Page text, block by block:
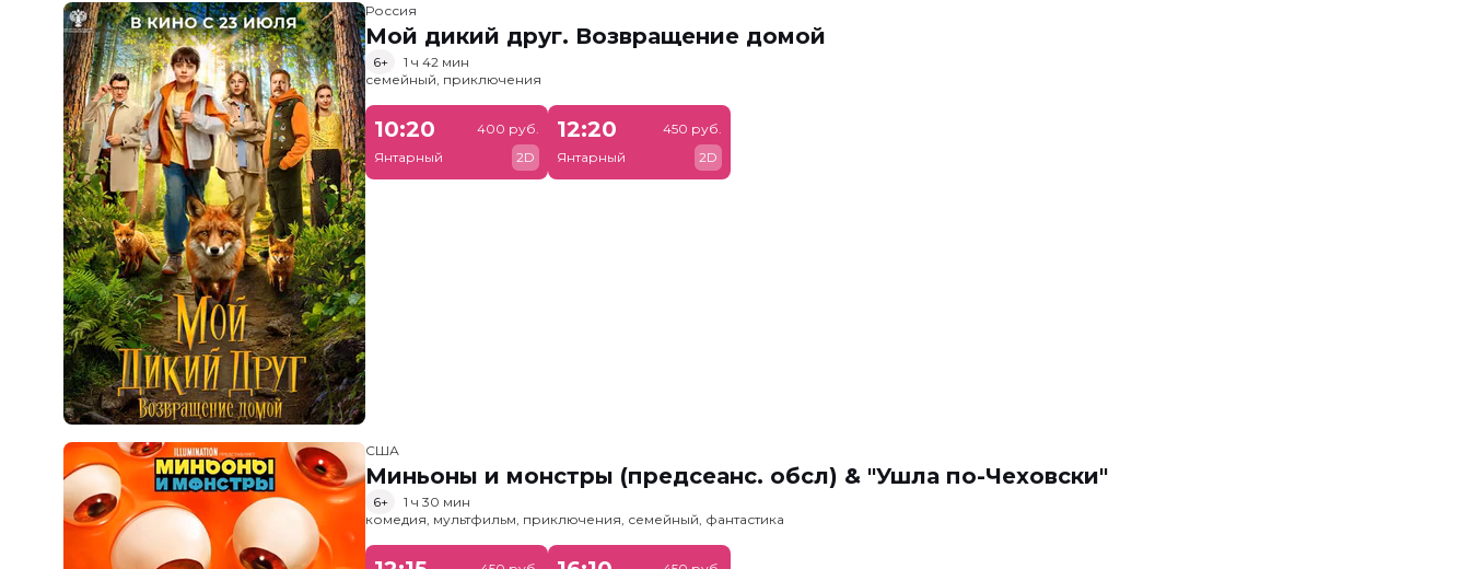
Россия
Мой дикий друг. Возвращение домой
6+
1 ч 42 мин
семейный, приключения
10:20
Янтарный
400 руб.
2D
12:20
Янтарный
450 руб.
2D
США
Миньоны и монстры (предсеанс. обсл) & "Ушла по-Чеховски"
6+
1 ч 30 мин
комедия, мультфильм, приключения, семейный, фантастика